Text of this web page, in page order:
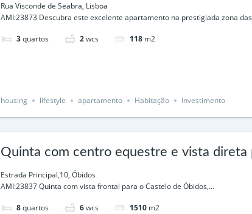
Rua Visconde de Seabra, Lisboa
AMI:23873 Descubra este excelente apartamento na prestigiada zona
3quartos 2wcs 118 m2
housing lifestyle apartamento Habitação Investimento
Quinta com centro equestre e vista direta
Estrada Principal,10, Óbidos
AMI:23837 Quinta com vista frontal para o Castelo de Óbidos,...
8quartos 6wcs 1510 m2